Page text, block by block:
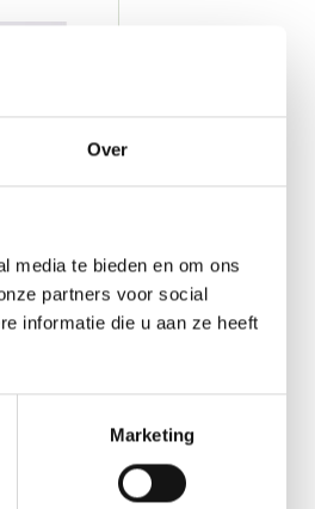
Over
media te bieden en om ons
partners voor social
informatie die u aan ze heeft
Marketing